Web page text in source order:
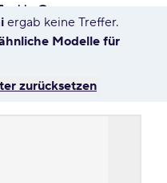
in Grau
ergab keine Treffer.
Modelle für
zurücksetzen